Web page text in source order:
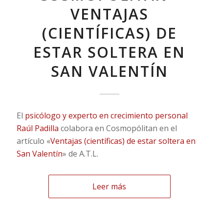
VENTAJAS
(CIENTÍFICAS) DE
ESTAR SOLTERA EN
SAN VALENTÍN
El psicólogo y experto en crecimiento personal
Raúl Padilla colabora en Cosmopólitan en el
artículo «Ventajas (científicas) de estar soltera en
San Valentín» de A.T.L.
Leer más